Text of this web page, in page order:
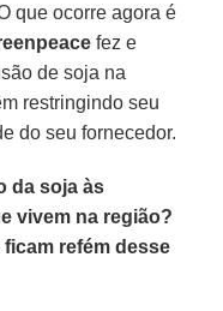
que ocorre agora é
fez e
de soja na
restringindo seu
do seu fornecedor.
da soja às
vivem na região?
refém desse